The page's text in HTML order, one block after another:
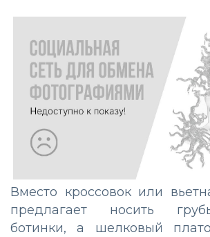
Вместо кроссовок или
предлагает носить
ботинки, а шелковый